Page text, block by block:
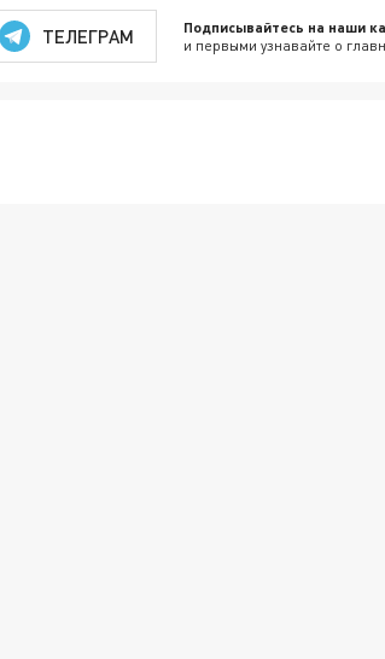
ТЕЛЕГРАМ Подписывайтесь на наши
и первыми узнавайте о